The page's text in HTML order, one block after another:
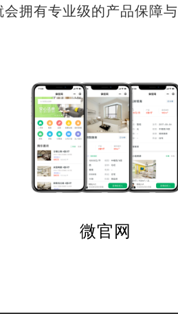
拥有专业级的产品保障与
微官网